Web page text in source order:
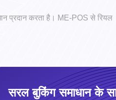
प्रदान करता है। ME-POS से रियल
सरल बुकिंग समाधान के